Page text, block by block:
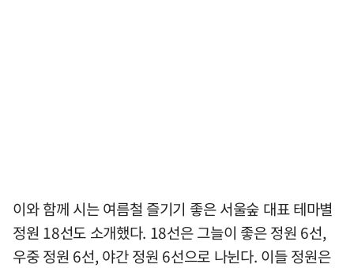
이와 함께 시는 여름철 즐기기 좋은 서울숲 대표 테마별
정원 18선도 소개했다. 18선은 그늘이 좋은 정원 6선,
우중 정원 6선, 야간 정원 6선으로 나뉜다. 이들 정원은